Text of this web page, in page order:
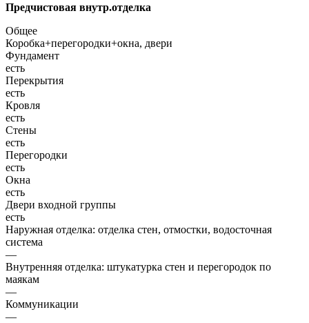
Предчистовая внутр.отделка
Общее
Коробка+перегородки+окна, двери
Фундамент
есть
Перекрытия
есть
Кровля
есть
Стены
есть
Перегородки
есть
Окна
есть
Двери входной группы
есть
Наружная отделка: отделка стен, отмостки, водосточная
система
—
Внутренняя отделка: штукатурка стен и перегородок по
маякам
—
Коммуникации
—